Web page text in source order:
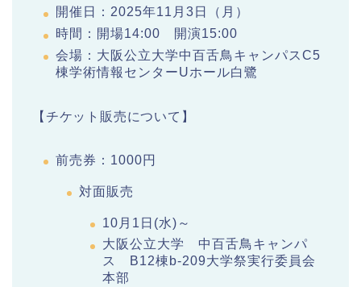
開催日：2025年11月3日（月）
時間：開場14:00 開演15:00
会場：大阪公立大学中百舌鳥キャンパスC5
棟学術情報センターUホール白鷺
【チケット販売について】
前売券：1000円
対面販売
10月1日(水)～
大阪公立大学 中百舌鳥キャンパ
ス B12棟b-209大学祭実行委員会
本部